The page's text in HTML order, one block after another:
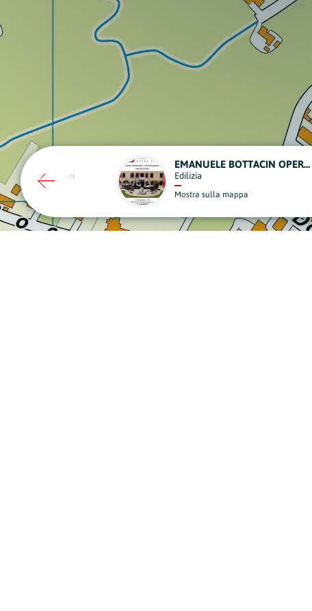
mappa Mostra sulla mappa